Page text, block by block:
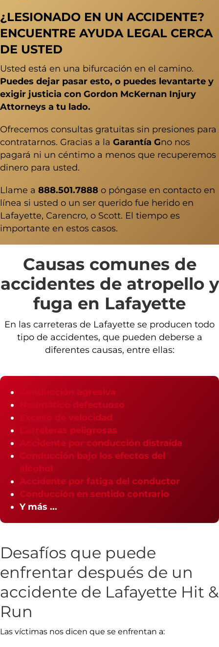
¿LESIONADO EN UN ACCIDENTE?
ENCUENTRE AYUDA LEGAL CERCA
DE USTED
Usted está en una bifurcación en el camino.
Puedes dejar pasar esto, o puedes levantarte y
exigir justicia con Gordon McKernan Injury
Attorneys a tu lado.
Ofrecemos consultas gratuitas sin presiones para
contratarnos. Gracias a la Garantía Gno nos
pagará ni un céntimo a menos que recuperemos
dinero para usted.
Llame a 888.501.7888 o póngase en contacto en
línea si usted o un ser querido fue herido en
Lafayette, Carencro, o Scott. El tiempo es
importante en estos casos.
Causas comunes de
accidentes de atropello y
fuga en Lafayette
En las carreteras de Lafayette se producen todo
tipo de accidentes, que pueden deberse a
diferentes causas, entre ellas:
Conducción agresiva
Neumático defectuoso
Exceso de velocidad
Carreteras peligrosas
Accidente por conducción distraída
Conducción bajo los efectos del
alcohol
Accidente por fatiga del conductor
Conducción en sentido contrario
Y más ...
Desafíos que puede
enfrentar después de un
accidente de Lafayette Hit &
Run
Las víctimas nos dicen que se enfrentan a: